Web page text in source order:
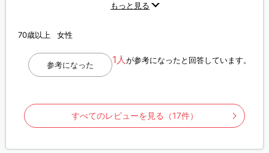
もっと見る
70歳以上 女性
1人が参考になったと回答しています。
参考になった
すべてのレビューを見る（17件）